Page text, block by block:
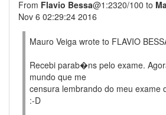
From Flavio Bessa@1:2320/100 to
Nov 6 02:29:24 2016
Mauro Veiga wrote to FLAVIO
Recebi parab�ns pelo exame.
mundo que me
censura lembrando do meu exame
:-D